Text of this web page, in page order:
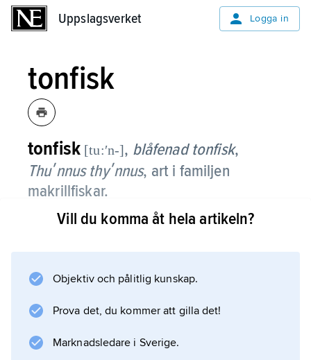
Uppslagsverket Logga in
tonfisk
tonfisk [tu:ʹn-], blåfenad tonfisk,
Thuʹnnus thyʹnnus, art i familjen
makrillfiskar.
Arten är den största i släktet tonfiskar. Den blir
vägde 679 kg. Den är spolformig med blå
analfenan finns ett antal småfenor, och
stjärtfenan är djupt
Vill du komma åt hela artikeln?
Objektiv och pålitlig kunskap.
Prova det, du kommer att gilla det!
Marknadsledare i Sverige.